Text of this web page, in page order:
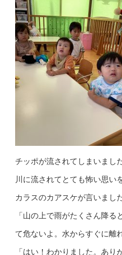
チッポが流されてしまいまし
川に流されてとても怖い思い
カラスのカアスケが言いまし
「山の上で雨がたくさん降る
て危ないよ。 水からすぐに離
「はい！わかりました。あり